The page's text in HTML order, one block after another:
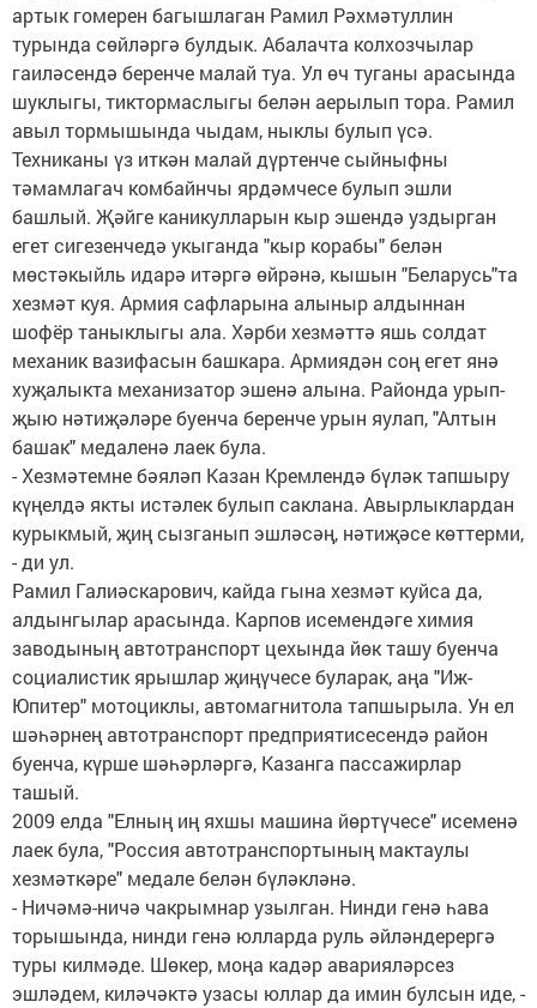
артык гомерен багышлаган Рамил Рәхмәтуллин
турында сөйләргә булдык. Абалачта колхозчылар
гаиләсендә беренче малай туа. Ул өч туганы арасында
шуклыгы, тиктормаслыгы белән аерылып тора. Рамил
авыл тормышында чыдам, ныклы булып үсә.
Техниканы үз иткән малай дүртенче сыйныфны
тәмамлагач комбайнчы ярдәмчесе булып эшли
башлый. Җәйге каникулларын кыр эшендә уздырган
егет сигезенчедә укыганда "кыр корабы" белән
мөстәкыйль идарә итәргә өйрәнә, кышын "Беларусь"та
хезмәт куя. Армия сафларына алыныр алдыннан
шофёр таныклыгы ала. Хәрби хезмәттә яшь солдат
механик вазифасын башкара. Армиядән соң егет янә
хуҗалыкта механизатор эшенә алына. Районда урып-
җыю нәтиҗәләре буенча беренче урын яулап, "Алтын
башак" медаленә лаек була.
- Хезмәтемне бәяләп Казан Кремлендә бүләк тапшыру
күңелдә якты истәлек булып саклана. Авырлыклардан
курыкмый, җиң сызганып эшләсәң, нәтиҗәсе көттерми,
- ди ул.
Рамил Галиәскарович, кайда гына хезмәт куйса да,
алдынгылар арасында. Карпов исемендәге химия
заводының автотранспорт цехында йөк ташу буенча
социалистик ярышлар җиңүчесе буларак, аңа "Иж-
Юпитер" мотоциклы, автомагнитола тапшырыла. Ун ел
шәһәрнең автотранспорт предприятисесендә район
буенча, күрше шәһәрләргә, Казанга пассажирлар
ташый.
2009 елда "Елның иң яхшы машина йөртүчесе" исеменә
лаек була, "Россия автотранспортының мактаулы
хезмәткәре" медале белән бүләкләнә.
- Ничәмә-ничә чакрымнар узылган. Нинди генә һава
торышында, нинди генә юлларда руль әйләндерергә
туры килмәде. Шөкер, моңа кадәр аварияләрсез
эшләдем, киләчәктә узасы юллар да имин булсын иде, -